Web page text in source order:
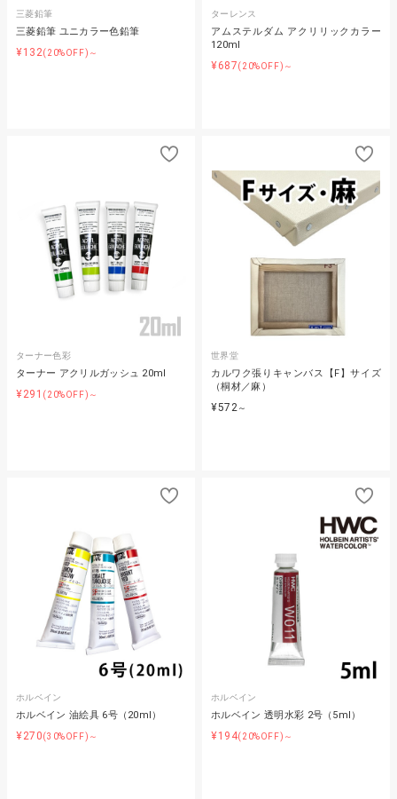
三菱鉛筆
三菱鉛筆 ユニカラー色鉛筆
¥132(20%OFF)～
ターレンス
アムステルダム アクリリックカラー
120ml
¥687(20%OFF)～
ターナー色彩
ターナー アクリルガッシュ 20ml
¥291 (20%OFF)～
世界堂
カルワク張りキャンバス【F】サイズ
（桐材／麻）
¥572 ～
ホルベイン
ホルベイン 油絵具 6号（20ml）
¥270(30%OFF)～
ホルベイン
ホルベイン 透明水彩 2号（5ml）
¥194(20%OFF)～